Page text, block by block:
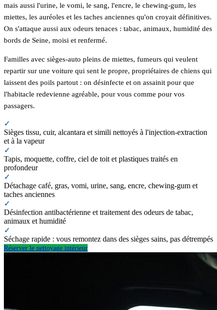
mais aussi l'urine, le vomi, le sang, l'encre, le chewing-gum, les
miettes, les auréoles et les taches anciennes qu'on croyait définitives.
On s'attaque aussi aux odeurs tenaces : tabac, animaux, humidité des
bords de Seine, moisi et renfermé.
Familles avec sièges-auto pleins de miettes, fumeurs qui veulent
repartir sur une voiture qui sent le propre, propriétaires de chiens qui
laissent des poils partout : on désinfecte et on assainit pour que
l'habitacle redevienne agréable, pour vous comme pour vos
passagers.
✓
Sièges tissu, cuir, alcantara et simili nettoyés à l'injection-extraction
et à la vapeur
✓
Tapis, moquette, coffre, ciel de toit et plastiques traités en
profondeur
✓
Détachage café, gras, vomi, urine, sang, encre, chewing-gum et
taches anciennes
✓
Désinfection antibactérienne et traitement des odeurs de tabac,
animaux et humidité
✓
Séchage rapide : vous remontez dans des sièges sains, pas détrempés
Réserver le nettoyage intérieur